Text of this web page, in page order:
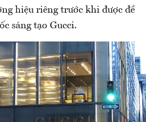
hiệu riêng trước khi được đề
sáng tạo Gucci.